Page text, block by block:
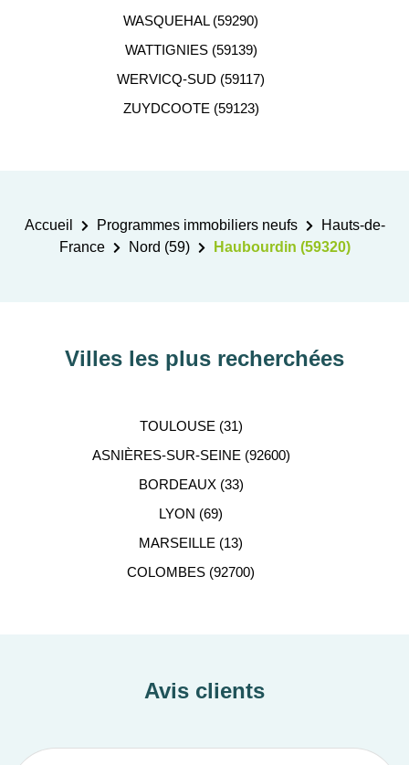
WASQUEHAL (59290)
WATTIGNIES (59139)
WERVICQ-SUD (59117)
ZUYDCOOTE (59123)
Accueil Programmes immobiliers neufs
Hauts-de-
France
Nord (59) Haubourdin (59320)
Villes les plus recherchées
TOULOUSE (31)
ASNIÈRES-SUR-SEINE (92600)
BORDEAUX (33)
LYON (69)
MARSEILLE (13)
COLOMBES (92700)
Avis clients